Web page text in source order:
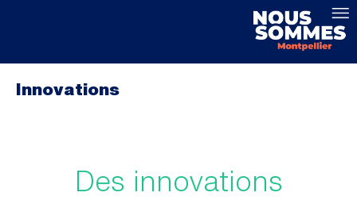
Innovations
Des innovations